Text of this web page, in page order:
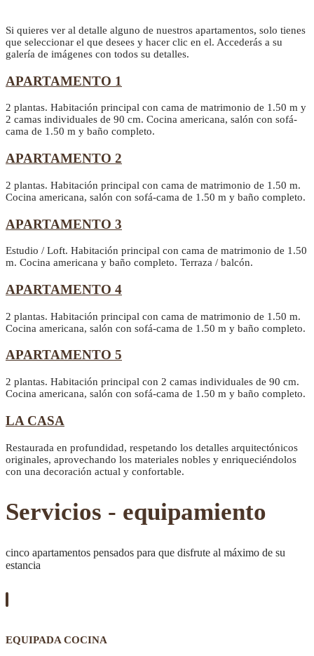
Si quieres ver al detalle alguno de nuestros apartamentos, solo tienes
que seleccionar el que desees y hacer clic en el. Accederás a su
galería de imágenes con todos su detalles.
APARTAMENTO 1
2 plantas. Habitación principal con cama de matrimonio de 1.50 m y
2 camas individuales de 90 cm. Cocina americana, salón con sofá-
cama de 1.50 m y baño completo.
APARTAMENTO 2
2 plantas. Habitación principal con cama de matrimonio de 1.50 m.
Cocina americana, salón con sofá-cama de 1.50 m y baño completo.
APARTAMENTO 3
Estudio / Loft. Habitación principal con cama de matrimonio de 1.50
m. Cocina americana y baño completo. Terraza / balcón.
APARTAMENTO 4
2 plantas. Habitación principal con cama de matrimonio de 1.50 m.
Cocina americana, salón con sofá-cama de 1.50 m y baño completo.
APARTAMENTO 5
2 plantas. Habitación principal con 2 camas individuales de 90 cm.
Cocina americana, salón con sofá-cama de 1.50 m y baño completo.
LA CASA
Restaurada en profundidad, respetando los detalles arquitectónicos
originales, aprovechando los materiales nobles y enriqueciéndolos
con una decoración actual y confortable.
Servicios - equipamiento
cinco apartamentos pensados para que disfrute al máximo de su
estancia
EQUIPADA COCINA